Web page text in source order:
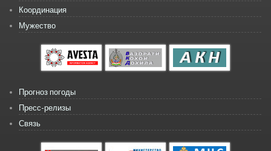
Координация
Мужество
Прогноз погоды
Пресс-релизы
Связь